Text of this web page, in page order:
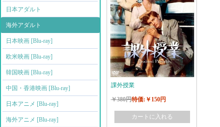
日本アダルト
海外アダルト
日本映画 [Blu-ray]
欧米映画 [Blu-ray]
韓国映画 [Blu-ray]
中国・香港映画 [Blu-ray]
日本アニメ [Blu-ray]
海外アニメ [Blu-ray]
課外授業
￥380円特価:￥150円
カートに入れる